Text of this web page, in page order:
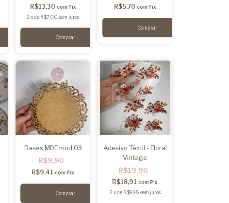
R$13,30 com Pix
2 xde R$7,00 sem juros
R$5,70 com Pix
Bases MDF mod 03
R$9,90
R$9,41 com Pix
Adesivo Têxtil - Floral
Vintage
R$19,90
R$18,91 com Pix
2 xde R$9,95 sem juros